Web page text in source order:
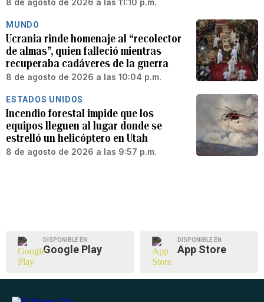
8 de agosto de 2026 a las 11:10 p.m.
MUNDO
Ucrania rinde homenaje al “recolector
de almas”, quien falleció mientras
recuperaba cadáveres de la guerra
8 de agosto de 2026 a las 10:04 p.m.
ESTADOS UNIDOS
Incendio forestal impide que los
equipos lleguen al lugar donde se
estrelló un helicóptero en Utah
8 de agosto de 2026 a las 9:57 p.m.
DISPONIBLE EN
Google Play
DISPONIBLE EN
App Store